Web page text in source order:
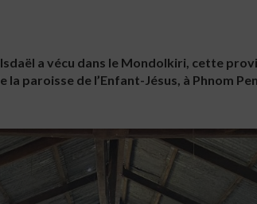
a vécu dans le Mondolkiri, cette
paroisse de l’Enfant-Jésus, à Phnom